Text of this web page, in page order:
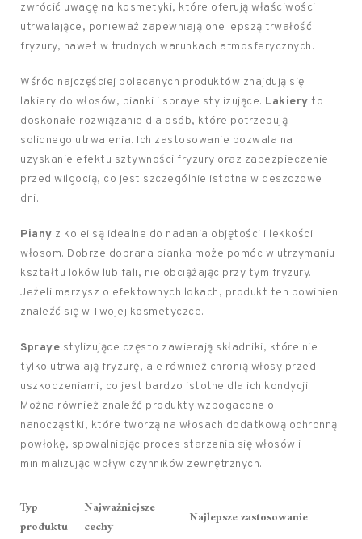
zwrócić uwagę na kosmetyki, które oferują właściwości
utrwalające, ponieważ zapewniają one lepszą trwałość
fryzury, nawet w trudnych warunkach atmosferycznych.
Wśród najczęściej polecanych produktów znajdują się
lakiery do włosów, pianki i spraye stylizujące. Lakiery to
doskonałe rozwiązanie dla osób, które potrzebują
solidnego utrwalenia. Ich zastosowanie pozwala na
uzyskanie efektu sztywności fryzury oraz zabezpieczenie
przed wilgocią, co jest szczególnie istotne w deszczowe
dni.
Piany z kolei są idealne do nadania objętości i lekkości
włosom. Dobrze dobrana pianka może pomóc w utrzymaniu
kształtu loków lub fali, nie obciążając przy tym fryzury.
Jeżeli marzysz o efektownych lokach, produkt ten powinien
znaleźć się w Twojej kosmetyczce.
Spraye stylizujące często zawierają składniki, które nie
tylko utrwalają fryzurę, ale również chronią włosy przed
uszkodzeniami, co jest bardzo istotne dla ich kondycji.
Można również znaleźć produkty wzbogacone o
nanocząstki, które tworzą na włosach dodatkową ochronną
powłokę, spowalniając proces starzenia się włosów i
minimalizując wpływ czynników zewnętrznych.
Typ
produktu
Najważniejsze
cechy
Najlepsze zastosowanie